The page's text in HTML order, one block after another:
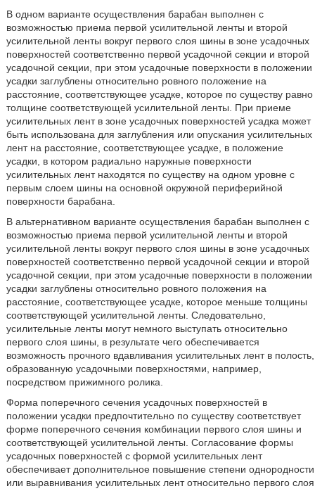
В одном варианте осуществления барабан выполнен с
возможностью приема первой усилительной ленты и второй
усилительной ленты вокруг первого слоя шины в зоне усадочных
поверхностей соответственно первой усадочной секции и второй
усадочной секции, при этом усадочные поверхности в положении
усадки заглублены относительно ровного положение на
расстояние, соответствующее усадке, которое по существу равно
толщине соответствующей усилительной ленты. При приеме
усилительных лент в зоне усадочных поверхностей усадка может
быть использована для заглубления или опускания усилительных
лент на расстояние, соответствующее усадке, в положение
усадки, в котором радиально наружные поверхности
усилительных лент находятся по существу на одном уровне с
первым слоем шины на основной окружной периферийной
поверхности барабана.
В альтернативном варианте осуществления барабан выполнен с
возможностью приема первой усилительной ленты и второй
усилительной ленты вокруг первого слоя шины в зоне усадочных
поверхностей соответственно первой усадочной секции и второй
усадочной секции, при этом усадочные поверхности в положении
усадки заглублены относительно ровного положения на
расстояние, соответствующее усадке, которое меньше толщины
соответствующей усилительной ленты. Следовательно,
усилительные ленты могут немного выступать относительно
первого слоя шины, в результате чего обеспечивается
возможность прочного вдавливания усилительных лент в полость,
образованную усадочными поверхностями, например,
посредством прижимного ролика.
Форма поперечного сечения усадочных поверхностей в
положении усадки предпочтительно по существу соответствует
форме поперечного сечения комбинации первого слоя шины и
соответствующей усилительной ленты. Согласование формы
усадочных поверхностей с формой усилительных лент
обеспечивает дополнительное повышение степени однородности
или выравнивания усилительных лент относительно первого слоя